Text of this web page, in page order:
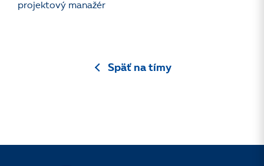
projektový manažér
Späť na tímy